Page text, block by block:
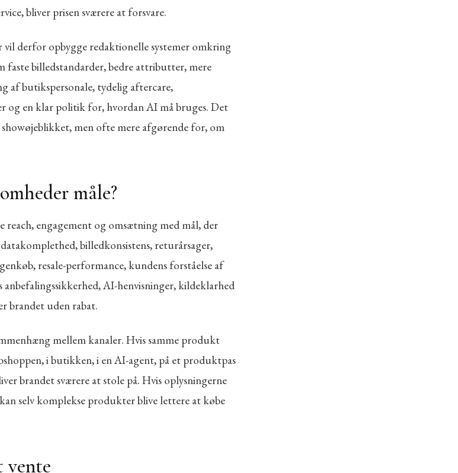
bliver prisen sværere at forsvare.
vil derfor opbygge redaktionelle systemer omkring
billedstandarder, bedre attributter, mere
af butikspersonale, tydelig aftercare,
og en klar politik for, hvordan AI må bruges. Det
men ofte mere afgørende for, om
måle?
reach, engagement og omsætning med mål, der
billedkonsistens, returårsager,
resale-performance, kundens forståelse af
anbefalingssikkerhed, AI-henvisninger, kildeklarhed
brandet uden rabat.
mellem kanaler. Hvis samme produkt
i butikken, i en AI-agent, på et produktpas
brandet sværere at stole på. Hvis oplysningerne
selv komplekse produkter blive lettere at købe
vente